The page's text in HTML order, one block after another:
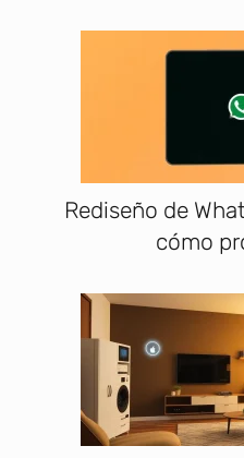
Rediseño de
cómo